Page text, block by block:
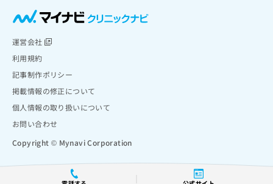
運営会社
利用規約
記事制作ポリシー
掲載情報の修正について
個人情報の取り扱いについて
お問い合わせ
Copyright © Mynavi Corporation